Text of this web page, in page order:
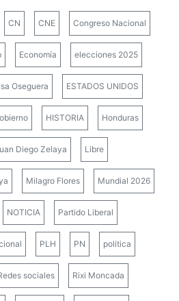
CN CNE Congreso Nacional
Economía elecciones 2025
Oseguera ESTADOS UNIDOS
HISTORIA Honduras
Diego Zelaya Libre
Milagro Flores Mundial 2026
NOTICIA Partido Liberal
PLH PN politica
sociales Rixi Moncada